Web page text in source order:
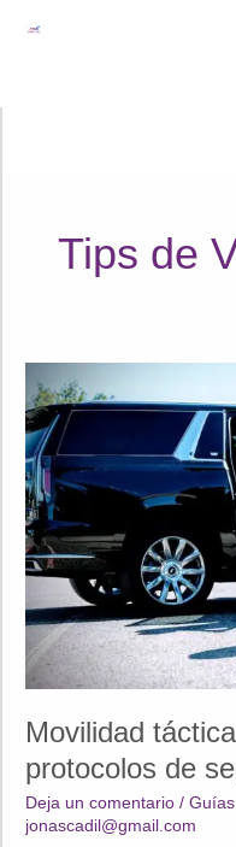
Tips de
Movilidad
protocolos de
Deja un comentario /
jonascadil@gmail.com